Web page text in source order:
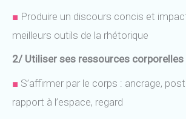
■ Produire un discours concis et
meilleurs outils de la rhétorique
2/ Utiliser ses ressources corporelles
■ S’affirmer par le corps : ancrage,
rapport à l’espace, regard